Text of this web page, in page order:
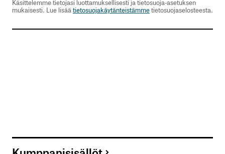
Käsittelemme tietojasi luottamuksellisesti ja tietosuoja-asetuksen
mukaisesti. Lue lisää tietosuojakäytänteistämmetietosuojaselosteesta.